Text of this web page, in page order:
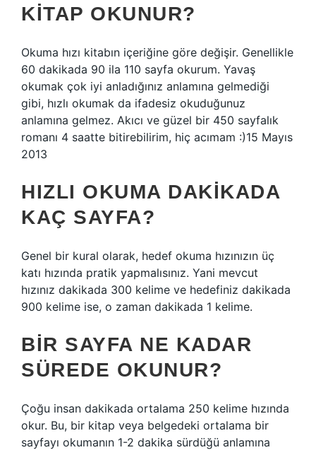
KITAP OKUNUR?
Okuma hızı kitabın içeriğine göre değişir. Genellikle
60 dakikada 90 ila 110 sayfa okurum. Yavaş
okumak çok iyi anladığınız anlamına gelmediği
gibi, hızlı okumak da ifadesiz okuduğunuz
anlamına gelmez. Akıcı ve güzel bir 450 sayfalık
romanı 4 saatte bitirebilirim, hiç acımam :)15 Mayıs
2013
HIZLI OKUMA DAKIKADA
KAÇ SAYFA?
Genel bir kural olarak, hedef okuma hızınızın üç
katı hızında pratik yapmalısınız. Yani mevcut
hızınız dakikada 300 kelime ve hedefiniz dakikada
900 kelime ise, o zaman dakikada 1 kelime.
BIR SAYFA NE KADAR
SÜREDE OKUNUR?
Çoğu insan dakikada ortalama 250 kelime hızında
okur. Bu, bir kitap veya belgedeki ortalama bir
sayfayı okumanın 1-2 dakika sürdüğü anlamına